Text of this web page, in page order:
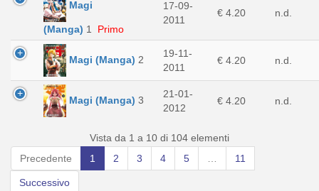
Magi
(Manga) 1 Primo
17-09-
2011
€ 4.20 n.d.
Magi (Manga) 2
19-11-
2011
€ 4.20 n.d.
Magi (Manga) 3
21-01-
2012
€ 4.20 n.d.
Vista da 1 a 10 di 104 elementi
Precedente
1 2 3 4 5 11
Successivo